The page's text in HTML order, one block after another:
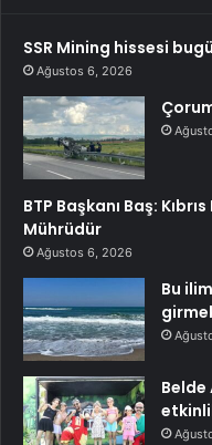
SSR Mining hissesi
Ağustos 6, 2026
BTP Başkanı Baş:
Mührüdür
Ağustos 6, 2026
Bu
Belde